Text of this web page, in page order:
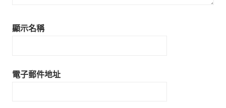
顯示名稱
電子郵件地址